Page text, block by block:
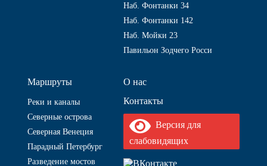
Наб. Фонтанки 34
Наб. Фонтанки 142
Наб. Мойки 23
Павильон Зодчего Росси
Маршруты
Реки и каналы
Северные острова
Северная Венеция
Парадный Петербург
Разведение мостов
О нас
Контакты
Версия для
слабовидящих